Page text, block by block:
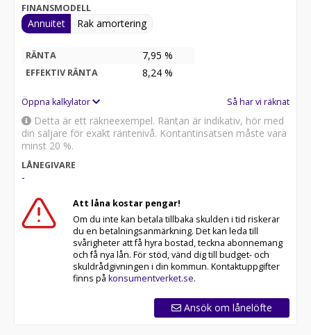
FINANSMODELL
Annuitet Rak amortering
RÄNTA 7,95 %
EFFEKTIV RÄNTA 8,24 %
Öppna kalkylator Så har vi räknat
Detta är ett räkneexempel. Räntan är indikativ, hör med
din säljare för exakt räntenivå. Kontantinsatsen måste vara
minst 20 %.
LÅNEGIVARE
-
Att låna kostar pengar!
Om du inte kan betala tillbaka skulden i tid riskerar
du en betalningsanmärkning. Det kan leda till
svårigheter att få hyra bostad, teckna abonnemang
och få nya lån. För stöd, vänd dig till budget- och
skuldrådgivningen i din kommun. Kontaktuppgifter
finns på konsumentverket.se.
Ansök om lånelöfte